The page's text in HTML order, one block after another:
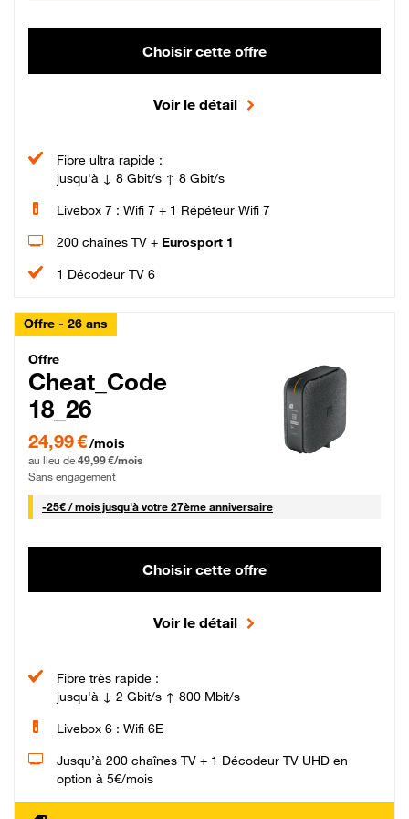
Choisir cette offre
Voir le détail
Fibre ultra rapide :
jusqu'à ↓ 8 Gbit/s ↑ 8 Gbit/s
Livebox 7 : Wifi 7 + 1 Répéteur Wifi 7
200 chaînes TV + Eurosport 1
1 Décodeur TV 6
Offre - 26 ans
Cheat_Code Fibre_18_26
Offre
Cheat_Code
18_26
24,99 € par mois pendant 0 mois puis 49,99 € par mois, Sans engagement
24,99 €/mois
au lieu de 49,99 €/mois
Sans engagement
-25€ / mois25 € par mois
jusqu'à votre 27ème anniversaire
Choisir cette offre
Voir le détail
Fibre très rapide :
jusqu'à ↓ 2 Gbit/s ↑ 800 Mbit/s
Livebox 6 : Wifi 6E
Jusqu’à 200 chaînes TV + 1 Décodeur TV UHD en
option à 5€/mois